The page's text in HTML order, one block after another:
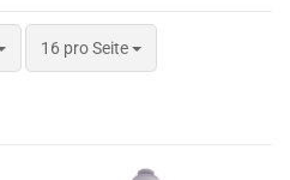
16 pro Seite
pro Seite